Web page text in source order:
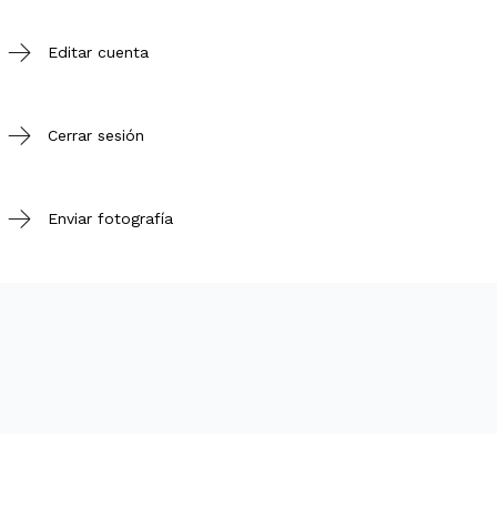
Editar cuenta
Cerrar sesión
Enviar fotografía